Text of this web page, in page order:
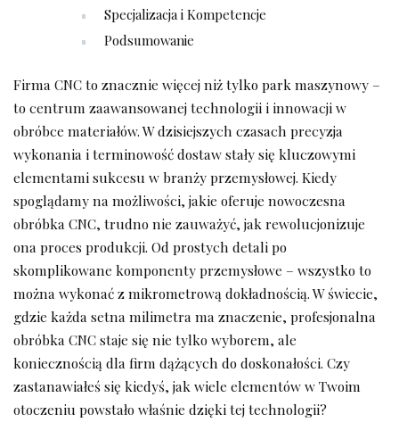
Specjalizacja i Kompetencje
Podsumowanie
Firma CNC to znacznie więcej niż tylko park maszynowy –
to centrum zaawansowanej technologii i innowacji w
obróbce materiałów. W dzisiejszych czasach precyzja
wykonania i terminowość dostaw stały się kluczowymi
elementami sukcesu w branży przemysłowej. Kiedy
spoglądamy na możliwości, jakie oferuje nowoczesna
obróbka CNC, trudno nie zauważyć, jak rewolucjonizuje
ona proces produkcji. Od prostych detali po
skomplikowane komponenty przemysłowe – wszystko to
można wykonać z mikrometrową dokładnością. W świecie,
gdzie każda setna milimetra ma znaczenie, profesjonalna
obróbka CNC staje się nie tylko wyborem, ale
koniecznością dla firm dążących do doskonałości. Czy
zastanawiałeś się kiedyś, jak wiele elementów w Twoim
otoczeniu powstało właśnie dzięki tej technologii?